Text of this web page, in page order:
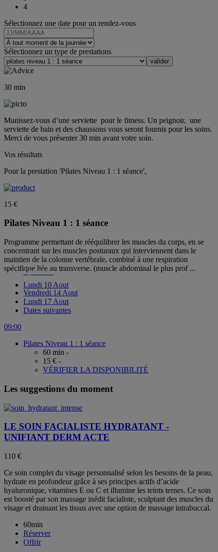
4
Sélectionnez une date pour un rendez-vous
Sélectionnez un type de prestations
30 min
Munissez-vous d’une serviette ​ pour le fitness. Un peignoir, ​ une
serviette de bain et des chaussons vous seront fournis pour les soins.
Merci de vous présenter 30 min avant votre soin.
Vos résultats
Pour la prestation 'Pilates Niveau 1 : 1 séance',
15 €
Pilates Niveau 1 : 1 séance
Programme permettant de rééquilibrer les muscles du corps, en se
concentrant sur les muscles posturaux qui interviennent dans le
maintien de la colonne vertébrale, combiné à une respiration
spécifique liée au transverse. (muscle abdominal le plus prof ...
Lundi 10 Aout
à partir de
Vendredi 14 Aout
Lundi 17 Aout
Dates suivantes
09:00
Pilates Niveau 1 : 1 séance
60 min -
15 € -
VÉRIFIER LA DISPONIBILITÉ
Les suggestions du moment
LE SOIN FACIALISTE HYDRATANT -
UNIFIANT DERM ACTE
110 €
Ce soin complet du visage personnalisé selon les besoins de la peau,
hydrate en profondeur grâce à ses principes actifs d’acide
hyaluronique, vitamines E ou C et illumine les teints ternes. Ce soin
est boosté par son massage inédit facialiste, sculptant des muscles du
visage et drainant les tissus avec une option de massage intrabuccal.
60min
Réserver
Offrir